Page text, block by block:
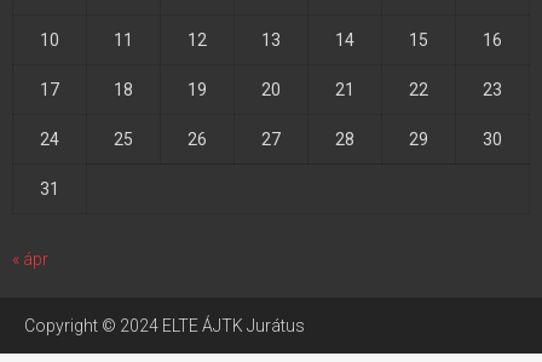
10 11 12 13 14 15 16
17 18 19 20 21 22 23
24 25 26 27 28 29 30
31
« ápr
Copyright © 2024 ELTE ÁJTK Jurátus